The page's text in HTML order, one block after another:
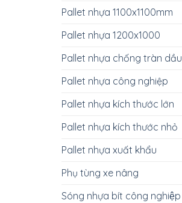
Pallet nhựa 1100x1100mm
Pallet nhựa 1200x1000
Pallet nhựa chống tràn dầu
Pallet nhựa công nghiệp
Pallet nhựa kích thước lớn
Pallet nhựa kích thước nhỏ
Pallet nhựa xuất khẩu
Phụ tùng xe nâng
Sóng nhựa bít công nghiệp